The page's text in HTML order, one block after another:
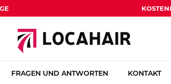
FRAGEN UND ANTWORTEN KONTAKT